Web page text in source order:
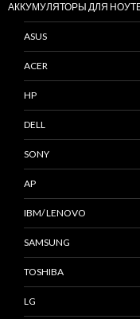
АККУМУЛЯТОРЫ ДЛЯ
ASUS
ACER
HP
DELL
SONY
AP
IBM/ LENOVO
SAMSUNG
TOSHIBA
LG